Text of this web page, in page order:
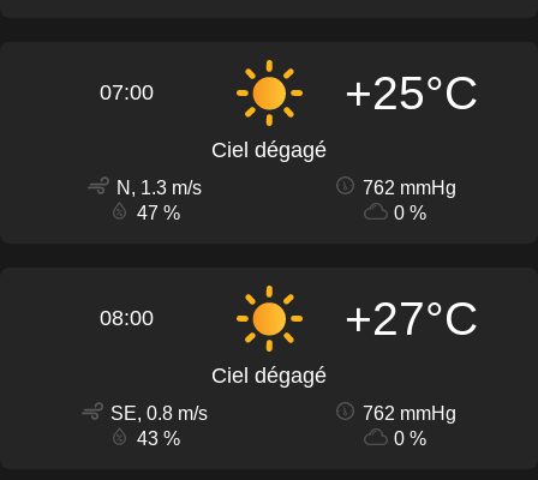
07:00 +25°C
Ciel dégagé
N, 1.3 m/s
762 mmHg
47 %
0 %
08:00 +27°C
Ciel dégagé
SE, 0.8 m/s
762 mmHg
43 %
0 %